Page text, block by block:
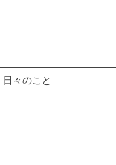
日々のこと